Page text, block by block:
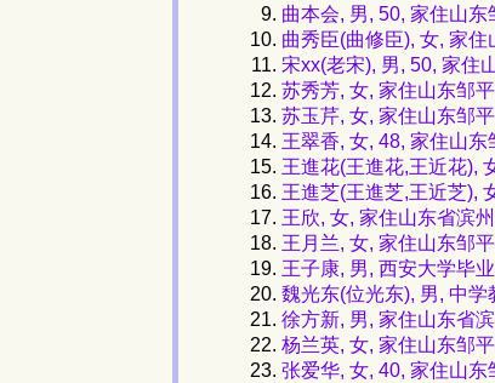
曲本会, 男, 50, 家住山
曲秀臣(曲修臣), 女, 家
宋xx(老宋), 男, 50, 家住
苏秀芳, 女, 家住山东邹
苏玉芹, 女, 家住山东邹
王翠香, 女, 48, 家住山
王進花(王進花,王近花),
王進芝(王進芝,王近芝),
王欣, 女, 家住山东省滨
王月兰, 女, 家住山东邹
王子康, 男, 西安大学毕
魏光东(位光东), 男, 中
徐方新, 男, 家住山东省
杨兰英, 女, 家住山东邹
张爱华, 女, 40, 家住山东